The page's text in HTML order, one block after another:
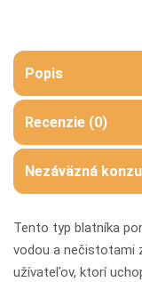
Popis
Recenzie (0)
Nezáväzná
Tento typ blatníka
vodou a nečistotami
užívateľov, ktorí